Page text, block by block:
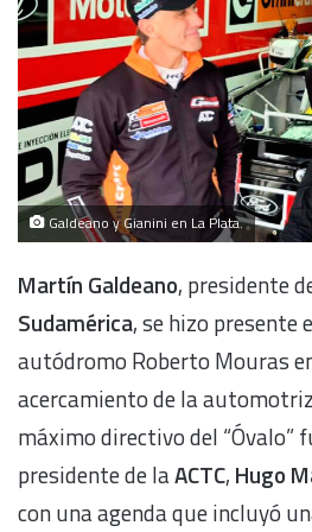
Galdeano y Gianini en La Plata.
Martín Galdeano, presidente
Sudamérica, se hizo presente
autódromo Roberto Mouras
acercamiento de la automotriz
máximo directivo del “Óvalo”
presidente de laACTC, Hugo
con una agenda que incluyó